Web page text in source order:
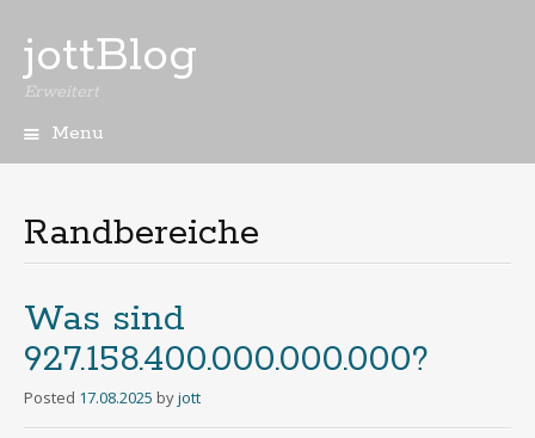
jottBlog
Erweitert
Menu
Randbereiche
Was sind
927.158.400.000.000.000?
Posted 17.08.2025 byjott